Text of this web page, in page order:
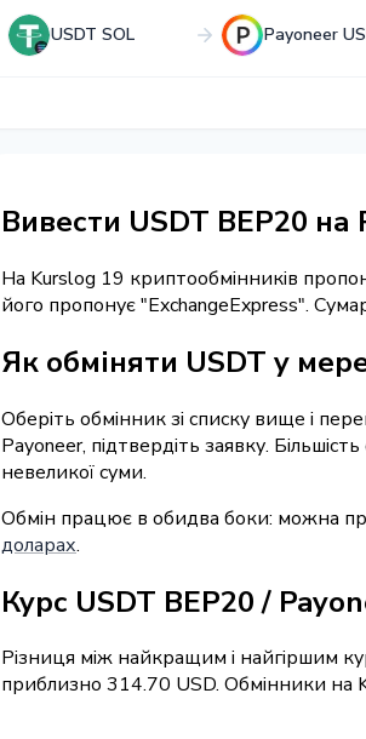
USDT SOL Payoneer
Вивести USDT BEP20 на
На Kurslog 19 криптообмінників
його пропонує "ExchangeExpress".
Як обміняти USDT у
Оберіть обмінник зі списку вище і
Payoneer, підтвердіть заявку.
невеликої суми.
Обмін працює в обидва боки: можна
доларах.
Курс USDT BEP20 /
Різниця між найкращим і найгіршим
приблизно 314.70 USD. Обмінники на